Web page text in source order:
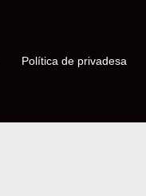
Política de privadesa